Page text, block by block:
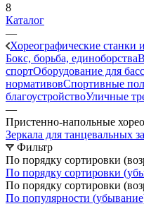
8
Каталог
—
Хореографические станки
Бокс, борьба, единоборства
спортОборудование для
нормативовСпортивные
благоустройствоУличные
—
Пристенно-напольные
Зеркала для танцевальных
Фильтр
По порядку сортировки
По порядку сортировки
По порядку сортировки
По популярности